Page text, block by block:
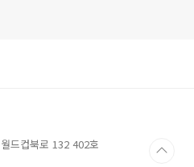
드컵북로 132 402호